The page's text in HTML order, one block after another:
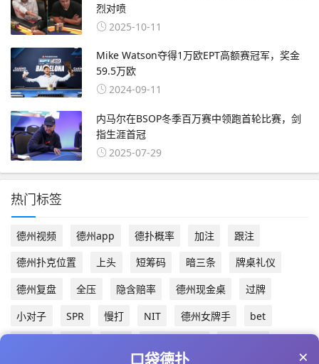
烈对喷
2025-10-11
Mike Watson夺得1万欧EPT高额赛冠军，奖金
59.5万欧
2024-09-11
内马尔在BSOP冬季百万赛中领跑首轮比赛，剑
指生涯首冠
2025-07-29
热门标签
德州视频 德州app 德扑概率 加注
跟注
德州扑克位置
上头 短筹码 暗三条
牌桌礼仪
德州复盘
全压 隐含赔率 德州现金桌
过牌
小对子
SPR 慢打 NIT 德州女牌手
bet
×
口袋德扑